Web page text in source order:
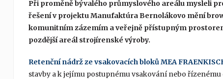
Při proměně bývalého průmyslového areálu mysleli
řešení v projektu Manufaktúra Bernolákovo mění
komunitním zázemím a veřejně přístupným
pozdější areál strojírenské výroby.
Retenční nádrž ze vsakovacích bloků MEA
stavby a k jejímu postupnému vsakování nebo řízenému